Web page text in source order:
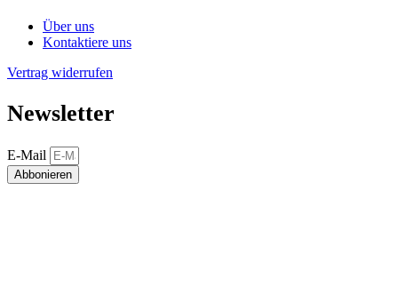
Über uns
Kontaktiere uns
Vertrag widerrufen
Newsletter
E-Mail
Abbonieren